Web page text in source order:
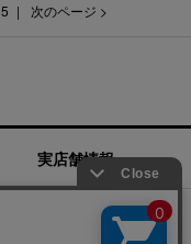
5 次のページ >
実店舗情報